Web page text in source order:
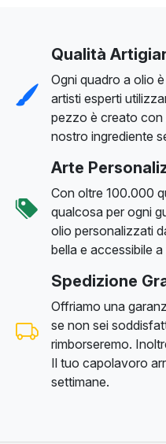
Qualità
Ogni quadro a olio
artisti esperti
pezzo è creato con
nostro ingrediente
Arte
Con oltre 100.000
qualcosa per ogni
olio personalizzati
bella e accessibile a
Spedizione
Offriamo una
se non sei
rimborseremo.
Il tuo capolavoro
settimane.